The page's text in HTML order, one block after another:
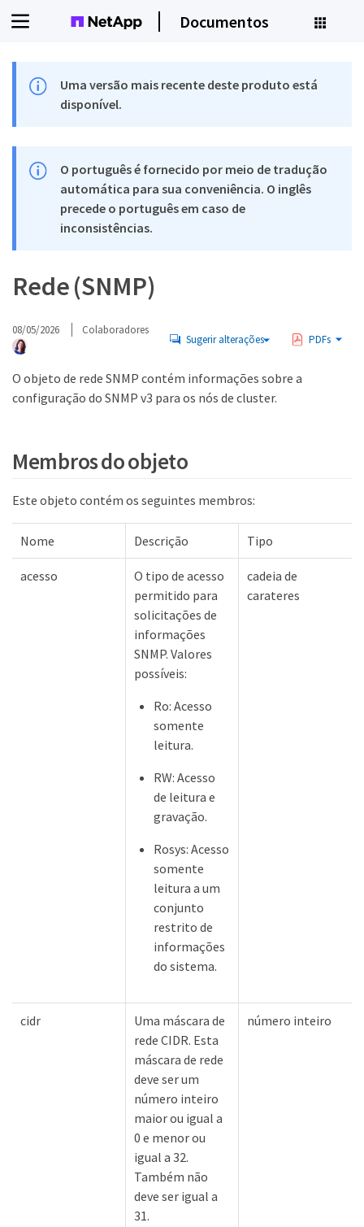
Documentos
Uma versão mais recente deste produto está
disponível.
O português é fornecido por meio de tradução
automática para sua conveniência. O inglês
precede o português em caso de
inconsistências.
Rede (SNMP)
08/05/2026 Colaboradores
Sugerir alterações PDFs
O objeto de rede SNMP contém informações sobre a
configuração do SNMP v3 para os nós de cluster.
Membros do objeto
Este objeto contém os seguintes membros:
Nome Descrição Tipo
acesso
O tipo de acesso
permitido para
solicitações de
informações
SNMP. Valores
possíveis:
Ro: Acesso
somente
leitura.
RW: Acesso
de leitura e
gravação.
Rosys: Acesso
somente
leitura a um
conjunto
restrito de
informações
do sistema.
cadeia de
carateres
cidr
Uma máscara de
rede CIDR. Esta
máscara de rede
deve ser um
número inteiro
maior ou igual a
0 e menor ou
igual a 32.
Também não
deve ser igual a
31.
número inteiro